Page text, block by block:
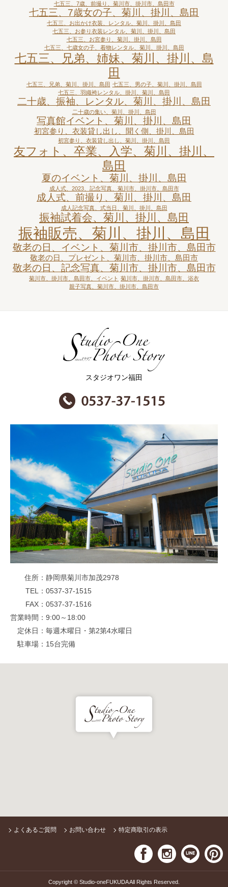
七五三、7歳、前撮り、菊川市、掛川市、島田市
七五三、7歳女の子、菊川、掛川、島田
七五三、お出かけ衣装、レンタル、菊川、掛川、島田
七五三、お参り衣装レンタル、菊川、掛川、島田
七五三、お宮参り、菊川、掛川、島田
七五三、七歳女の子、着物レンタル、菊川、掛川、島田
七五三、兄弟、姉妹、菊川、掛川、島
田
七五三、兄弟、菊川、掛川、島田 七五三、男の子、菊川、掛川、島田
七五三、羽織袴レンタル、掛川、菊川、島田
二十歳、振袖、レンタル、菊川、掛川、島田
二十歳の集い、菊川、掛川、島田
写真館イベント、菊川、掛川、島田
初宮参り、衣装貸し出し、聞く側、掛川、島田
初宮参り、衣装貸し出し、菊川、掛川、島田
友フォト、卒業、入学、菊川、掛川、
島田
夏のイベント、菊川、掛川、島田
成人式、2023、記念写真、菊川市、掛川市、島田市
成人式、前撮り、菊川、掛川、島田
成人記念写真、式当日、菊川、掛川、島田
振袖試着会、菊川、掛川、島田
振袖販売、菊川、掛川、島田
敬老の日、イベント、菊川市、掛川市、島田市
敬老の日、プレゼント、菊川市、掛川市、島田市
敬老の日、記念写真、菊川市、掛川市、島田市
菊川市、掛川市、島田市、イベント 菊川市、掛川市、島田市、浴衣
親子写真、菊川市、掛川市、島田市
スタジオワン福田
住所
静岡県菊川市加茂2978
TEL
0537-37-1515
FAX
0537-37-1516
営業時間
9:00～18:00
定休日
毎週木曜日・第2第4水曜日
駐車場
15台完備
よくあるご質問 お問い合わせ 特定商取引の表示
Copyright © Studio-oneFUKUDA All Rights Reserved.